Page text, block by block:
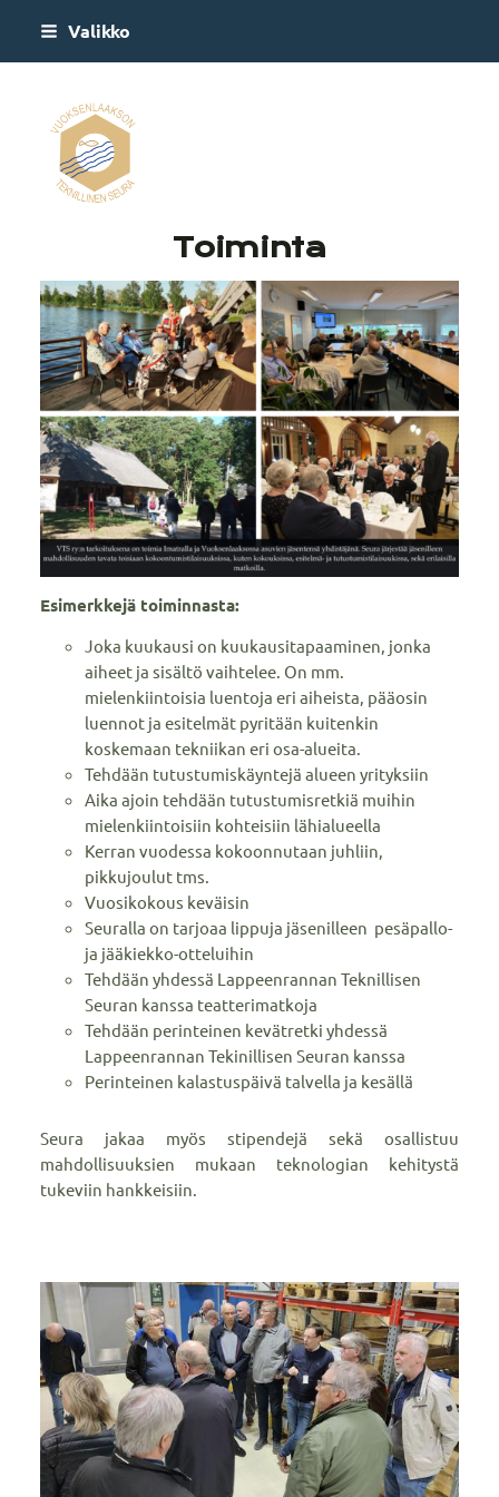
Siirry
Valikko
Vuoksenlaakson
Toiminta
Esimerkkejä toiminnasta:
Joka kuukausi on kuukausitapaaminen, jonka
aiheet ja sisältö vaihtelee. On mm.
mielenkiintoisia luentoja eri aiheista, pääosin
luennot ja esitelmät pyritään kuitenkin
koskemaan tekniikan eri osa-alueita.
Tehdään tutustumiskäyntejä alueen yrityksiin
Aika ajoin tehdään tutustumisretkiä muihin
mielenkiintoisiin kohteisiin lähialueella
Kerran vuodessa kokoonnutaan juhliin,
pikkujoulut tms.
Vuosikokous keväisin
Seuralla on tarjoaa lippuja jäsenilleen pesäpallo-
ja jääkiekko-otteluihin
Tehdään yhdessä Lappeenrannan Teknillisen
Seuran kanssa teatterimatkoja
Tehdään perinteinen kevätretki yhdessä
Lappeenrannan Tekinillisen Seuran kanssa
Perinteinen kalastuspäivä talvella ja kesällä
Seura jakaa myös stipendejä sekä osallistuu
mahdollisuuksien mukaan teknologian kehitystä
tukeviin hankkeisiin.